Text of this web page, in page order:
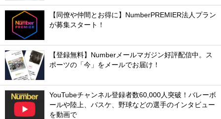
【同僚や仲間とお得に】NumberPREMIER法人プラン
が募集スタート！
【登録無料】Numberメールマガジン好評配信中。ス
ポーツの「今」をメールでお届け！
YouTubeチャンネル登録者数60,000人突破！バレーボ
ールや陸上、バスケ、野球などの選手のインタビュー
を動画で